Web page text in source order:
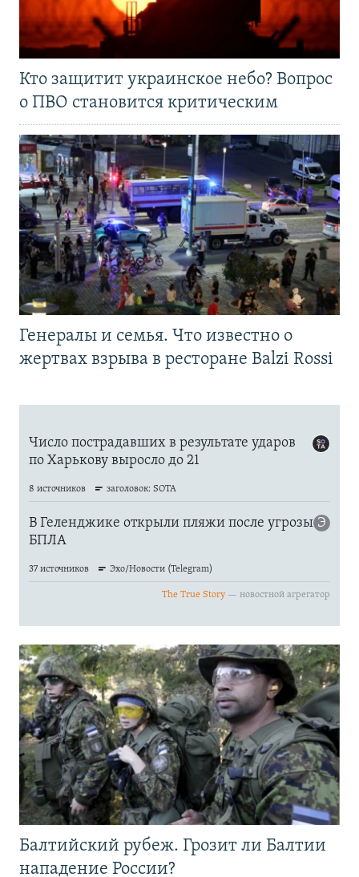
Кто защитит украинское небо? Вопрос
о ПВО становится критическим
Генералы и семья. Что известно о
жертвах взрыва в ресторане Balzi Rossi
Балтийский рубеж. Грозит ли Балтии
нападение России?